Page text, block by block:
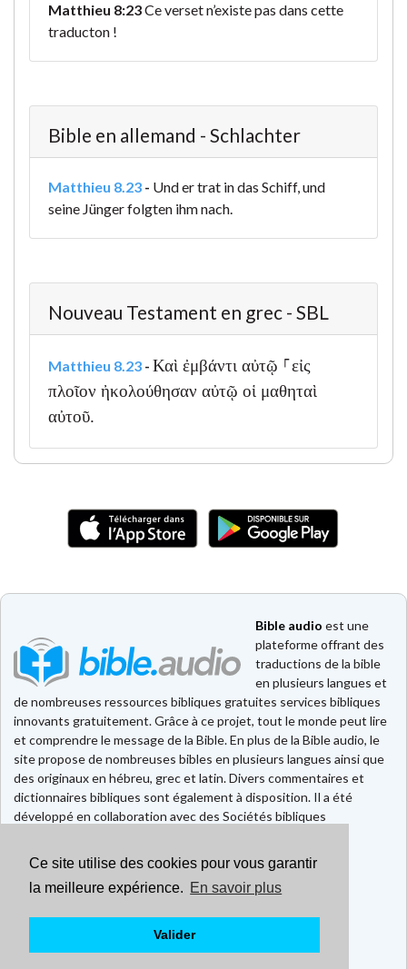
Ce site utilise des cookies pour vous garantir
la meilleure expérience. En savoir plus
Valider
Matthieu 8:23Ce verset n’existe pas dans cette
traducton !
Bible en allemand - Schlachter
Matthieu 8.23 - Und er trat in das Schiff, und
seine Jünger folgten ihm nach.
Nouveau Testament en grec - SBL
Matthieu 8.23 - Καὶ ἐμβάντι αὐτῷ ⸀εἰς
πλοῖον ἠκολούθησαν αὐτῷ οἱ μαθηταὶ
αὐτοῦ.
Bible audio est une
plateforme offrant des
traductions de la bible
en plusieurs langues et
de nombreuses ressources bibliques gratuites services bibliques
innovants gratuitement. Grâce à ce projet, tout le monde peut lire
et comprendre le message de la Bible. En plus de la Bible audio, le
site propose de nombreuses bibles en plusieurs langues ainsi que
des originaux en hébreu, grec et latin. Divers commentaires et
dictionnaires bibliques sont également à disposition. Il a été
développé en collaboration avec des Sociétés bibliques
Faire un don
Contact